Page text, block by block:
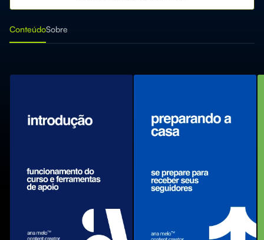
ConteúdoSobre